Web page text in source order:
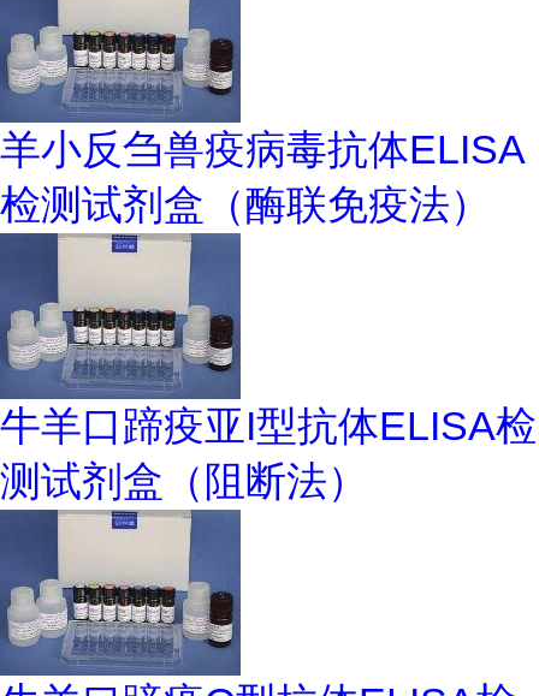
羊小反刍兽疫病毒抗体ELISA
检测试剂盒（酶联免疫法）
牛羊口蹄疫亚I型抗体ELISA检
测试剂盒（阻断法）